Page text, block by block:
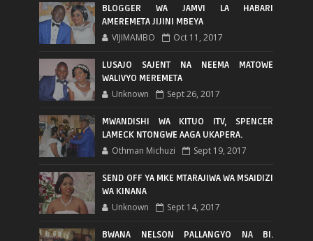
BLOGGER WA JAMVI LA HABARI
AMEREMETA JIJINI MBEYA
VIJIMAMBO Oct 11, 2017
LUSAJO SAJENT NA NEEMA MATOWE
WALIVYO MEREMETA
Unknown Sept 26, 2017
MWANDISHI WA KITUO ITV, SPENCER
LAMECK NTONGWE AAGA UKAPERA.
Othman Michuzi Sept 19, 2017
SEND OFF YA MKE MTARAJIWA WA MSAIDIZI
WA KINANA
Unknown Sept 14, 2017
BWANA NELSON PALLANGYO NA BI.